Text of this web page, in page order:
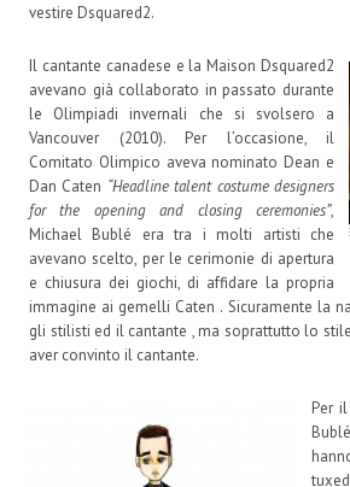
vestire Dsquared2.
Il cantante canadese e la Maison Dsquared2
avevano già collaborato in passato durante
le Olimpiadi invernali che si svolsero a
Vancouver (2010). Per l’occasione, il
Comitato Olimpico aveva nominato Dean e
Dan Caten “Headline talent costume designers
for the opening and closing ceremonies”,
Michael Bublé era tra i molti artisti che
avevano scelto, per le cerimonie di apertura
e chiusura dei giochi, di affidare la propria
immagine ai gemelli Caten . Sicuramente la
gli stilisti ed il cantante , ma soprattutto lo
aver convinto il cantante.
Per